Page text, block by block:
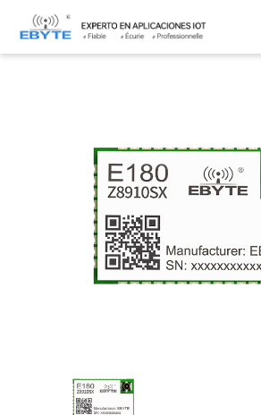
Home > Module > Zigbee > JN5189